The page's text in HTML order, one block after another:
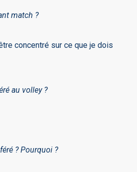
match ?
concentré sur ce que je dois
au volley ?
? Pourquoi ?